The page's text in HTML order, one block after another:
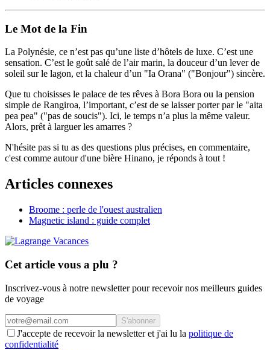
Le Mot de la Fin
La Polynésie, ce n’est pas qu’une liste d’hôtels de luxe. C’est une
sensation. C’est le goût salé de l’air marin, la douceur d’un lever de
soleil sur le lagon, et la chaleur d’un "Ia Orana" ("Bonjour") sincère.
Que tu choisisses le palace de tes rêves à Bora Bora ou la pension
simple de Rangiroa, l’important, c’est de se laisser porter par le "aita
pea pea" ("pas de soucis"). Ici, le temps n’a plus la même valeur.
Alors, prêt à larguer les amarres ?
N'hésite pas si tu as des questions plus précises, en commentaire,
c'est comme autour d'une bière Hinano, je réponds à tout !
Articles connexes
Broome : perle de l'ouest australien
Magnetic island : guide complet
Cet article vous a plu ?
Inscrivez-vous à notre newsletter pour recevoir nos meilleurs guides
de voyage
S'abonner
J'accepte de recevoir la newsletter et j'ai lu la politique de
confidentialité